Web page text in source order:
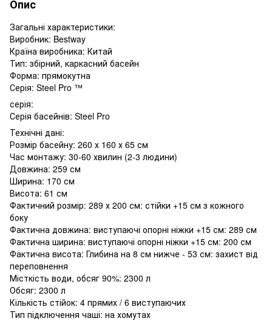
Опис
Загальні характеристики:
Виробник: Bestway
Країна виробника: Китай
Тип: збірний, каркасний басейн
Форма: прямокутна
Серія: Steel Pro ™
серія:
Серія басейнів: Steel Pro
Технічні дані:
Розмір басейну: 260 х 160 х 65 см
Час монтажу: 30-60 хвилин (2-3 людини)
Довжина: 259 см
Ширина: 170 см
Висота: 61 см
Фактичний розмір: 289 х 200 см: стійки +15 см з кожного
боку
Фактична довжина: виступаючі опорні ніжки +15 см: 289 см
Фактична ширина: виступаючі опорні ніжки +15 см: 200 см
Фактична висота: Глибина на 8 см нижче - 53 см: захист від
переповнення
Місткість води, обсяг 90%: 2300 л
Обсяг: 2300 л
Кількість стійок: 4 прямих / 6 виступаючих
Тип підключення чаші: на хомутах